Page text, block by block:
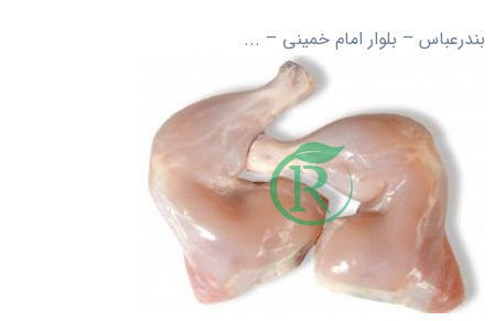
بندرعباس – بلوار امام خمینی – ...